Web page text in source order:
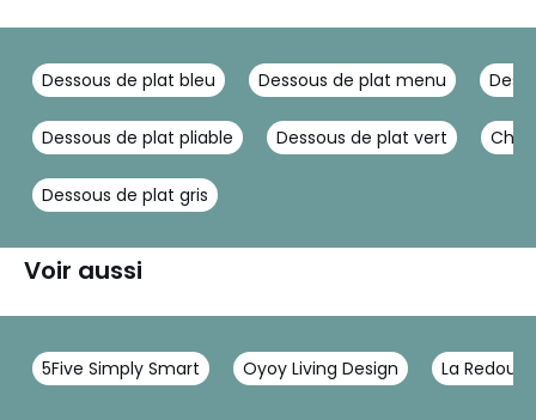
Dessous de plat bleu Dessous de plat menu
Dessous de plat pliable Dessous de plat vert
Dessous de plat gris
Voir aussi
5Five Simply Smart Oyoy Living Design La